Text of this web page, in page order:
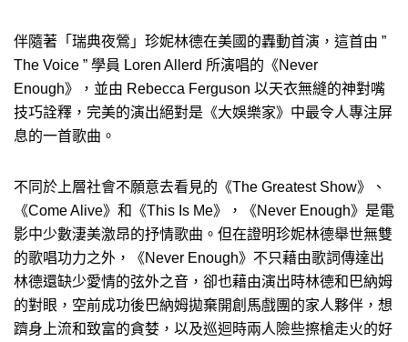
伴隨著「瑞典夜鶯」珍妮林德在美國的轟動首演，這首由 ”
The Voice ” 學員 Loren Allerd 所演唱的《Never
Enough》，並由 Rebecca Ferguson 以天衣無縫的神對嘴
技巧詮釋，完美的演出絕對是《大娛樂家》中最令人專注屏
息的一首歌曲。
不同於上層社會不願意去看見的《The Greatest Show》、
《Come Alive》和《This Is Me》，《Never Enough》是電
影中少數淒美激昂的抒情歌曲。但在證明珍妮林德舉世無雙
的歌唱功力之外，《Never Enough》不只藉由歌詞傳達出
林德還缺少愛情的弦外之音，卻也藉由演出時林德和巴納姆
的對眼，空前成功後巴納姆拋棄開創馬戲團的家人夥伴，想
躋身上流和致富的貪婪，以及巡迴時兩人險些擦槍走火的好